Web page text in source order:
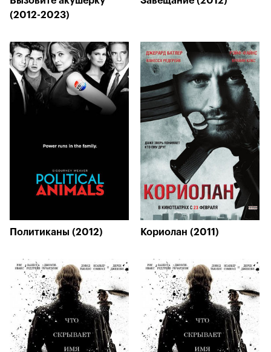
(2012-2023)
Политиканы (2012) Кориолан (2011)